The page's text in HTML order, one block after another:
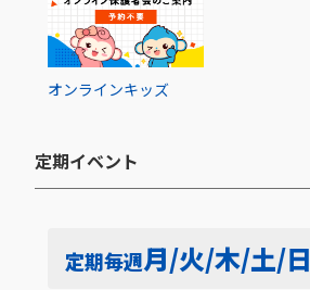
オンラインキッズ
定期イベント​
定期毎週月/火/木/土/日